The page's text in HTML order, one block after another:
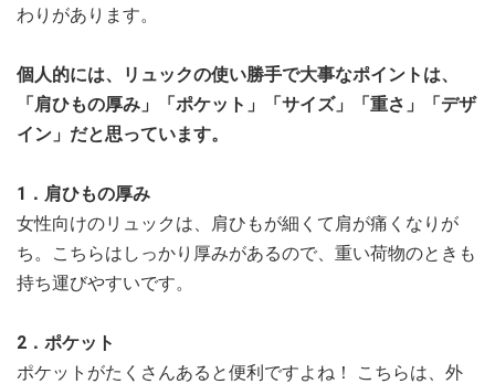
わりがあります。
個人的には、リュックの使い勝手で大事なポイントは、
「肩ひもの厚み」「ポケット」「サイズ」「重さ」「デザ
イン」だと思っています。
1．肩ひもの厚み
女性向けのリュックは、肩ひもが細くて肩が痛くなりが
ち。こちらはしっかり厚みがあるので、重い荷物のときも
持ち運びやすいです。
2．ポケット
ポケットがたくさんあると便利ですよね！ こちらは、外